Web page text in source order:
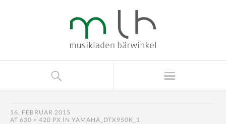
16. FEBRUAR 2015
AT 630 × 420 PX IN YAMAHA_DTX950K_1